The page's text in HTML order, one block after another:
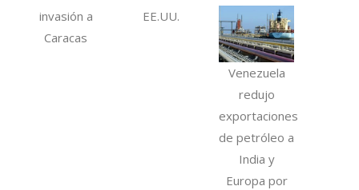
invasión a
Caracas
EE.UU.
Venezuela
redujo
exportaciones
de petróleo a
India y
Europa por